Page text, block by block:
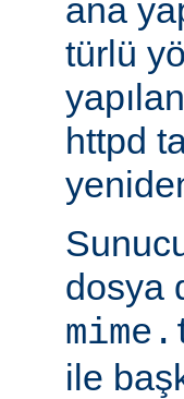
ana
türlü
httpd
dosya
ile